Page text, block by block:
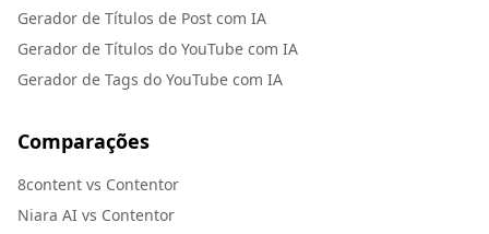
Gerador de Títulos de Post com IA
Gerador de Títulos do YouTube com IA
Gerador de Tags do YouTube com IA
Comparações
8content vs Contentor
Niara AI vs Contentor